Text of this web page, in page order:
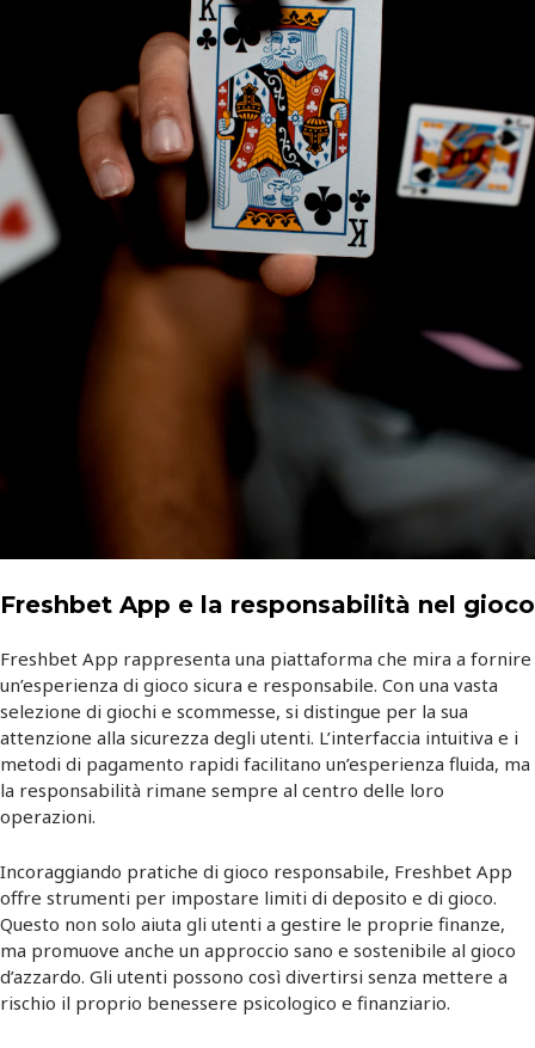
Freshbet App e la responsabilità nel gioco
Freshbet App rappresenta una piattaforma che mira a fornire
un’esperienza di gioco sicura e responsabile. Con una vasta
selezione di giochi e scommesse, si distingue per la sua
attenzione alla sicurezza degli utenti. L’interfaccia intuitiva e i
metodi di pagamento rapidi facilitano un’esperienza fluida, ma
la responsabilità rimane sempre al centro delle loro
operazioni.
Incoraggiando pratiche di gioco responsabile, Freshbet App
offre strumenti per impostare limiti di deposito e di gioco.
Questo non solo aiuta gli utenti a gestire le proprie finanze,
ma promuove anche un approccio sano e sostenibile al gioco
d’azzardo. Gli utenti possono così divertirsi senza mettere a
rischio il proprio benessere psicologico e finanziario.